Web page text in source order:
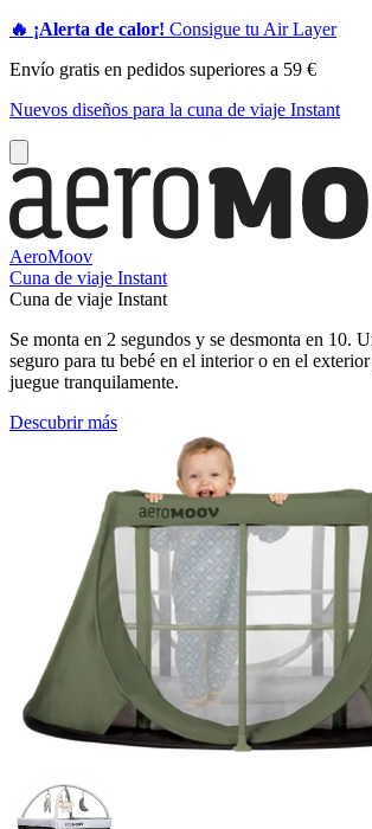
🔥 ¡Alerta de calor! Consigue tu Air Layer
Envío gratis en pedidos superiores a 59 €
Nuevos diseños para la cuna de viaje Instant
AeroMoov
Cuna de viaje Instant
Cuna de viaje Instant
Se monta en 2 segundos y se desmonta en 10.
seguro para tu bebé en el interior o en el
juegue tranquilamente.
Descubrir más